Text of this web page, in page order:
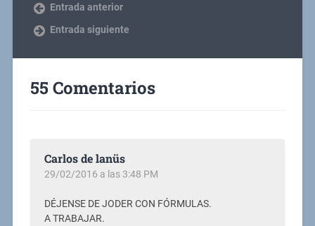
Entrada anterior
Entrada siguiente
55 Comentarios
Carlos de lanüs
29/02/2016 a las 3:48 PM
DÉJENSE DE JODER CON FÓRMULAS.
A TRABAJAR.